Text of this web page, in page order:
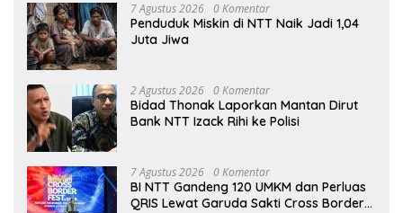
7 Agustus 2026 0 Komentar
Penduduk Miskin di NTT Naik Jadi 1,04
Juta Jiwa
2 Agustus 2026 0 Komentar
Bidad Thonak Laporkan Mantan Dirut
Bank NTT Izack Rihi ke Polisi
7 Agustus 2026 0 Komentar
BI NTT Gandeng 120 UMKM dan Perluas
QRIS Lewat Garuda Sakti Cross Border